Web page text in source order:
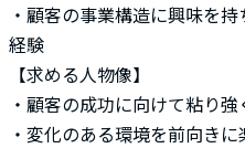
・顧客の事業構造に興味を
経験
【求める人物像】
・顧客の成功に向けて粘り
・変化のある環境を前向き